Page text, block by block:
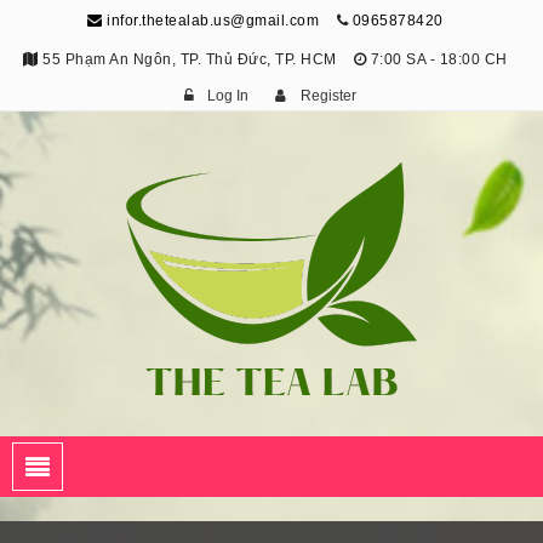
infor.thetealab.us@gmail.com 0965878420
55 Phạm An Ngôn, TP. Thủ Đức, TP. HCM 7:00 SA - 18:00 CH
Log In Register